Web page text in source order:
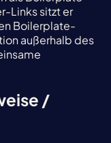
Links sitzt er
Boilerplate-
außerhalb des
/